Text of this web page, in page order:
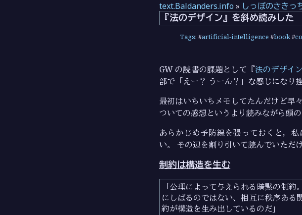
text.Baldanders.info » しっぽのさきっ
『法のデザイン』を斜め読みした
Tags: #artificial-intelligence #book#
GW の読書の課題として『法のデザイン
部で「えー？ うーん？」な感じになり
最初はいちいちメモしてたんだけど早
ついての感想というより読みながら頭
あらかじめ予防線を張っておくと，
い。 その辺を割り引いて読んでいただ
制約は構造を生む
公理によって与えられる暗黙の制約
にしばるのではない、相互に秩序あ
約が構造を生み出しているのだ